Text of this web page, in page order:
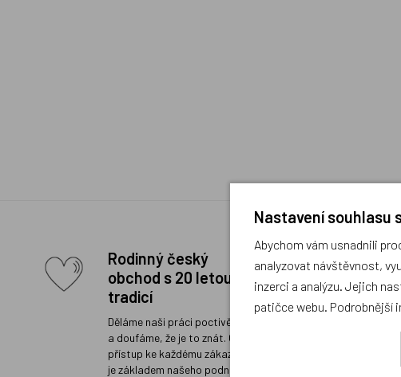
Rodinný český
obchod s 20 letou
tradicí
Děláme naši práci poctivě a rádi
a doufáme, že je to znát. Osobní
přístup ke každému zákazníkovi
je základem našeho podnikání.
Na
Nastavení souhlasu
Abychom vám usnadnili
analyzovat návštěvnost,
inzerci a analýzu. Jejich
patičce webu. Podrobnější